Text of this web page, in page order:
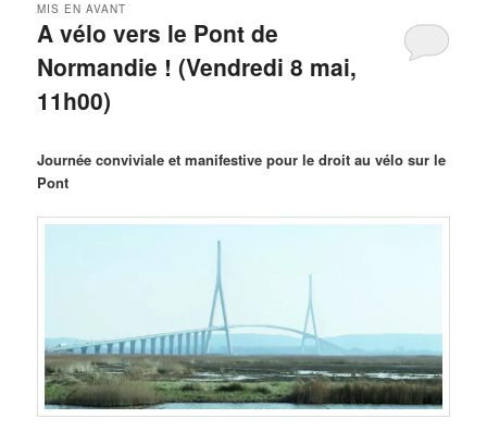
A vélo vers le Pont de
Normandie ! (Vendredi 8 mai,
11h00)
MIS EN AVANT
Journée conviviale et manifestive pour le droit au vélo sur le
Pont